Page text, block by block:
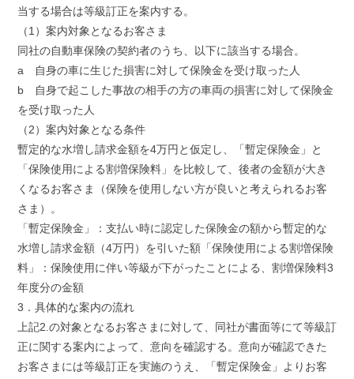
当する場合は等級訂正を案内する。
（1）案内対象となるお客さま
同社の自動車保険の契約者のうち、以下に該当する場合。
a 自身の車に生じた損害に対して保険金を受け取った人
b 自身で起こした事故の相手の方の車両の損害に対して保険金
を受け取った人
（2）案内対象となる条件
暫定的な水増し請求金額を4万円と仮定し、「暫定保険金」と
「保険使用による割増保険料」を比較して、後者の金額が大き
くなるお客さま（保険を使用しない方が良いと考えられるお客
さま）。
「暫定保険金」：支払い時に認定した保険金の額から暫定的な
水増し請求金額（4万円）を引いた額「保険使用による割増保険
料」：保険使用に伴い等級が下がったことによる、割増保険料3
年度分の金額
3．具体的な案内の流れ
上記2.の対象となるお客さまに対して、同社が書面等にて等級訂
正に関する案内によって、意向を確認する。意向が確認できた
お客さまには等級訂正を実施のうえ、「暫定保険金」よりお客